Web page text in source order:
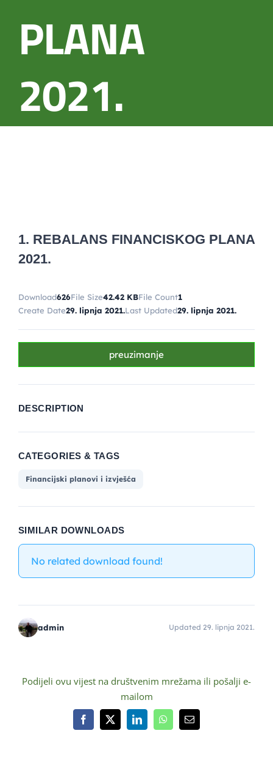
PLANA
2021.
1. REBALANS FINANCISKOG PLANA
2021.
Download626File Size42.42 KBFile Count1
Create Date29. lipnja 2021.Last Updated29. lipnja 2021.
preuzimanje
DESCRIPTION
CATEGORIES & TAGS
Financijski planovi i izvješća
SIMILAR DOWNLOADS
No related download found!
admin Updated 29. lipnja 2021.
Podijeli ovu vijest na društvenim mrežama ili pošalji e-
mailom
Facebook
X LinkedInWhatsAppEmail: